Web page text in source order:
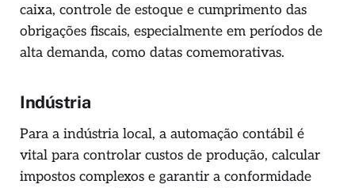
caixa, controle de estoque e cumprimento das
obrigações fiscais, especialmente em períodos de
alta demanda, como datas comemorativas.
Indústria
Para a indústria local, a automação contábil é
vital para controlar custos de produção, calcular
impostos complexos e garantir a conformidade